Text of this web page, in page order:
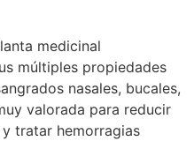
medicinal
múltiples propiedades
nasales, bucales,
valorada para reducir
tratar hemorragias